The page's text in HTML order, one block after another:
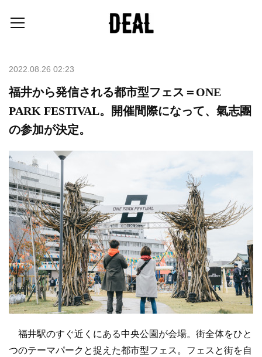
2022.08.26 02:23
福井から発信される都市型フェス＝ONE
PARK FESTIVAL。開催間際になって、氣志團
の参加が決定。
福井駅のすぐ近くにある中央公園が会場。街全体をひと
つのテーマパークと捉えた都市型フェス。フェスと街を自